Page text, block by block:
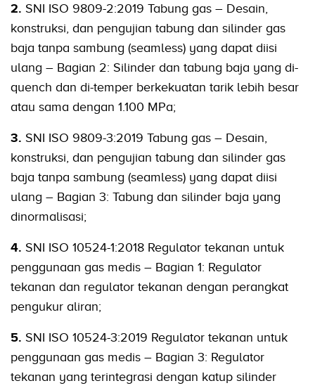
2. SNI ISO 9809-2:2019 Tabung gas – Desain,
konstruksi, dan pengujian tabung dan silinder gas
baja tanpa sambung (seamless) yang dapat diisi
ulang – Bagian 2: Silinder dan tabung baja yang di-
quench dan di-temper berkekuatan tarik lebih besar
atau sama dengan 1.100 MPa;
3. SNI ISO 9809-3:2019 Tabung gas – Desain,
konstruksi, dan pengujian tabung dan silinder gas
baja tanpa sambung (seamless) yang dapat diisi
ulang – Bagian 3: Tabung dan silinder baja yang
dinormalisasi;
4. SNI ISO 10524-1:2018 Regulator tekanan untuk
penggunaan gas medis – Bagian 1: Regulator
tekanan dan regulator tekanan dengan perangkat
pengukur aliran;
5. SNI ISO 10524-3:2019 Regulator tekanan untuk
penggunaan gas medis – Bagian 3: Regulator
tekanan yang terintegrasi dengan katup silinder